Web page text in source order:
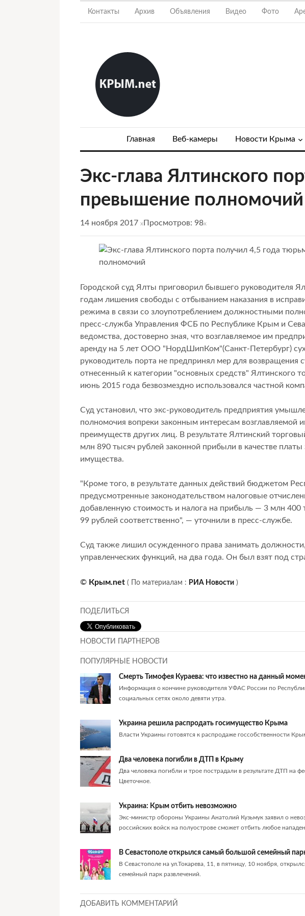
Контакты Архив Объявления Видео Фото
Главная Веб-камеры Новости Крыма
Экс-глава Ялтинского
превышение полномочий
14 ноября 2017 x Просмотров: 98x
Городской суд Ялты приговорил бывшего руководителя
годам лишения свободы с отбыванием наказания в
режима в связи со злоупотреблением должностными
пресс-служба Управления ФСБ по Республике Крым и
ведомства, достоверно зная, что возглавляемое им
аренду на 5 лет ООО "НордШипКом"(Санкт-Петербург)
руководитель порта не предпринял мер для возвращения
отнесенный к категории "основных средств" Ялтинского
июнь 2015 года безвозмездно использовался частной
Суд установил, что экс-руководитель предприятия
полномочия вопреки законным интересам возглавляемой
преимуществ других лиц. В результате Ялтинский
млн 890 тысяч рублей законной прибыли в качестве платы
имущества.
"Кроме того, в результате данных действий бюджетом
предусмотренные законодательством налоговые
добавленную стоимость и налога на прибыль — 3 млн 400
99 рублей соответственно", — уточнили в пресс-службе.
Суд также лишил осужденного права занимать
управленческих функций, на два года. Он был взят под
© Крым.net ( По материалам : РИА Новости )
ПОДЕЛИТЬСЯ
НОВОСТИ ПАРТНЕРОВ
ПОПУЛЯРНЫЕ НОВОСТИ
Смерть Тимофея Кураева: что известно на данный
Информация о кончине руководителя УФАС России по
социальных сетях около девяти утра.
Украина решила распродать госимущество Крыма
Власти Украины готовятся к распродаже госсобственности
Два человека погибли в ДТП в Крыму
Два человека погибли и трое пострадали в результате ДТП на
Цветочное.
Украина: Крым отбить невозможно
Экс-министр обороны Украины Анатолий Кузьмук заявил о
российских войск на полуострове сможет отбить любое
В Севастополе открылся самый большой семейный
В Севастополе на ул.Токарева, 11, в пятницу, 10 ноября,
семейный парк развлечений.
ДОБАВИТЬ КОММЕНТАРИЙ